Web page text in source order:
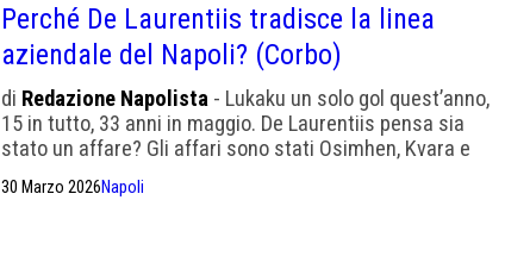
Perché De Laurentiis tradisce la linea
aziendale del Napoli? (Corbo)
di Redazione Napolista - Lukaku un solo gol quest’anno,
15 in tutto, 33 anni in maggio. De Laurentiis pensa sia
stato un affare? Gli affari sono stati Osimhen, Kvara e
30 Marzo 2026Napoli